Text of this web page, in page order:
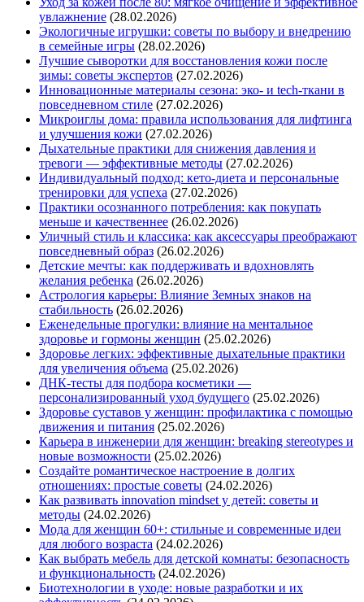
увлажнение (28.02.2026)
Экологичные игрушки: советы по выбору и внедрению
в семейные игры (28.02.2026)
Лучшие сыворотки для восстановления кожи после
зимы: советы экспертов (27.02.2026)
Инновационные материалы сезона: эко- и tech-ткани в
повседневном стиле (27.02.2026)
Микроиглы дома: правила использования для лифтинга
и улучшения кожи (27.02.2026)
Дыхательные практики для снижения давления и
тревоги — эффективные методы (27.02.2026)
Индивидуальный подход: кето-диета и персональные
тренировки для успеха (27.02.2026)
Практики осознанного потребления: как покупать
меньше и качественнее (26.02.2026)
Уличный стиль и классика: как аксессуары преображают
повседневный образ (26.02.2026)
Детские мечты: как поддерживать и вдохновлять
желания ребенка (26.02.2026)
Астрология карьеры: Влияние Земных знаков на
стабильность (26.02.2026)
Еженедельные прогулки: влияние на ментальное
здоровье и гормоны женщин (25.02.2026)
Здоровье легких: эффективные дыхательные практики
для увеличения объема (25.02.2026)
ДНК-тесты для подбора косметики —
персонализированный уход будущего (25.02.2026)
Здоровье суставов у женщин: профилактика с помощью
движения и питания (25.02.2026)
Карьера в инженерии для женщин: breaking stereotypes и
новые возможности (25.02.2026)
Создайте романтическое настроение в долгих
отношениях: простые советы (24.02.2026)
Как развивать innovation mindset у детей: советы и
методы (24.02.2026)
Мода для женщин 60+: стильные и современные идеи
для любого возраста (24.02.2026)
Как выбрать мебель для детской комнаты: безопасность
и функциональность (24.02.2026)
Биотехнологии в уходе: новые разработки и их